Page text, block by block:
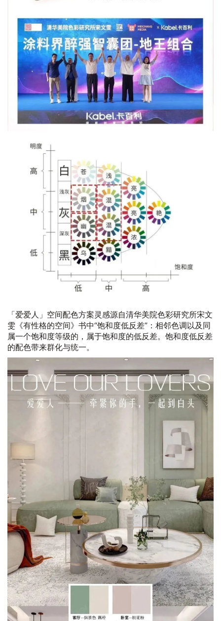
「爱爱人」空间配色方案灵感源自清华美院色彩研究所宋文
雯《有性格的空间》书中“饱和度低反差”：相邻色调以及同
属一个饱和度等级的，属于饱和度的低反差。饱和度低反差
的配色带来群化与统一。